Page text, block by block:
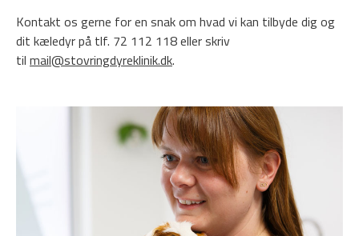
Kontakt os gerne for en snak om hvad vi kan tilbyde dig og
dit kæledyr på tlf. 72 112 118 eller skriv
til mail@stovringdyreklinik.dk.